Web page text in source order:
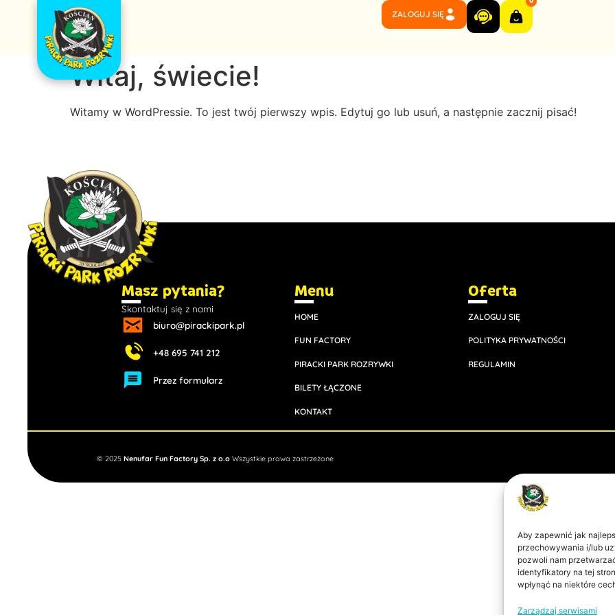
Aby zapewnić jak
przechowywania i/lub
pozwoli nam
identyfikatory na tej
wpłynąć na niektóre
Zarządzaj serwisami
ZALOGUJ SIĘ
Witaj, świecie!
Witamy w WordPressie. To jest twój pierwszy wpis. Edytuj go lub usuń, a następnie zacznij pisać!
Masz pytania?
Skontaktuj się z nami
biuro@pirackipark.pl
+48 695 741 212
Przez formularz
Menu
HOME
FUN FACTORY
PIRACKI PARK ROZRYWKI
BILETY ŁĄCZONE
KONTAKT
Oferta
ZALOGUJ SIĘ
POLITYKA PRYWATNOŚCI
REGULAMIN
© 2025Nenufar Fun Factory Sp. z o.oWszystkie prawa zastrzeżone